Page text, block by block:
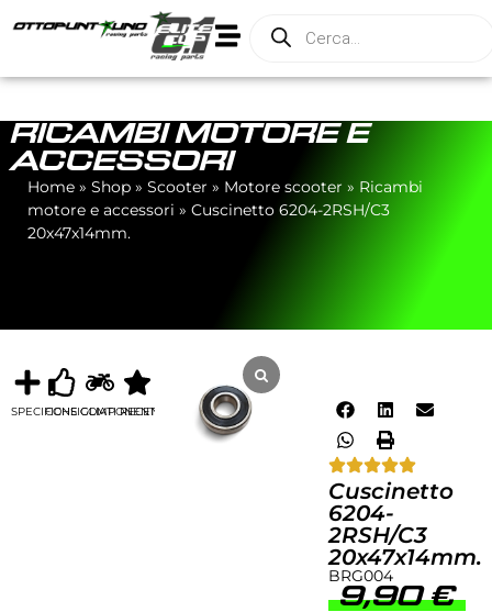
RICAMBI MOTORE E
ACCESSORI
Home » Shop » Scooter » Motore scooter » Ricambi
motore e accessori » Cuscinetto 6204-2RSH/C3
20x47x14mm.
SPECIFICHECONSIGLIATICOMPONENTI
RECENSIONI
Cuscinetto
6204-
2RSH/C3
20x47x14mm.
BRG004
9,90€